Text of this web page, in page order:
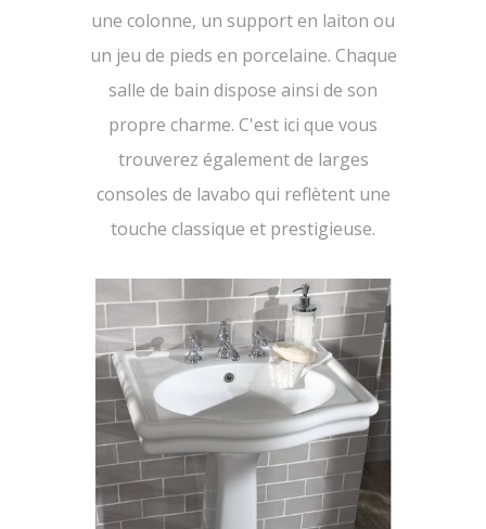
une colonne, un support en laiton ou
un jeu de pieds en porcelaine. Chaque
salle de bain dispose ainsi de son
propre charme. C'est ici que vous
trouverez également de larges
consoles de lavabo qui reflètent une
touche classique et prestigieuse.